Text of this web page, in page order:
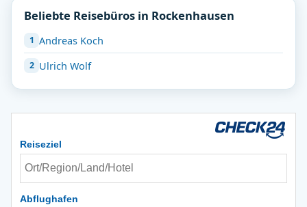
Beliebte Reisebüros in Rockenhausen
Andreas Koch
Ulrich Wolf
Reiseziel
Abflughafen